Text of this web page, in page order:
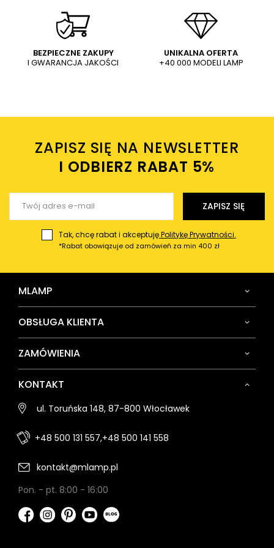
IP65 tuba biała
269,00 PLN
szynoprzewodu 3-fazowego
czarny
37,00 PLN
Dodaj własne zdjęcie produktu:
Twoje imię
Twój email
BEZPIECZNE ZAKUPY
I GWARANCJA JAKOŚCI
UNIKALNA OFERTA
+40 000 MODELI LAMP
ZAPISZ SIĘ NA NEWSLETTER
I ODBIERZ RABAT 5%ㅤ
ZAPISZ SIĘ
Tak, chcę rabat i akceptujęPolitykę Prywatności.
*Rabat obowiązuje od zamówień za min 400 zł
MLAMP
OBSŁUGA KLIENTA
ZAMÓWIENIA
KONTAKT
ul. Toruńska 148, 87-800 Włocławek
+48 500 131 557,+48 500 141 558
kontakt@mlamp.pl
Pon. - pt. 8:00 - 16:00